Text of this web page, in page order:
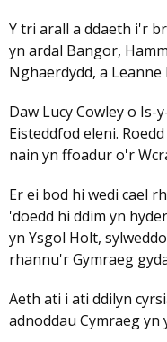
Y tri arall a ddaeth i'r
yn ardal Bangor,
Nghaerdydd, a
Daw Lucy Cowley o Is-
Eisteddfod eleni.
nain yn ffoadur o'r
Er ei bod hi wedi cael
'doedd hi ddim yn
yn Ysgol Holt,
rhannu'r Gymraeg
Aeth ati i ati ddilyn
adnoddau Cymraeg yn